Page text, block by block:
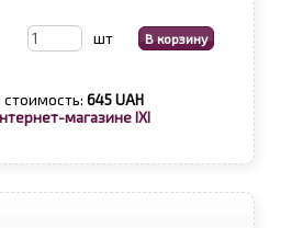
шт
стоимость: 645 UAH
магазине IXI